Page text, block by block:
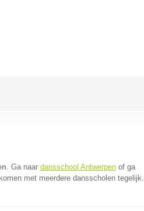
. Ga naar dansschool Antwerpenof ga
met meerdere dansscholen tegelijk.